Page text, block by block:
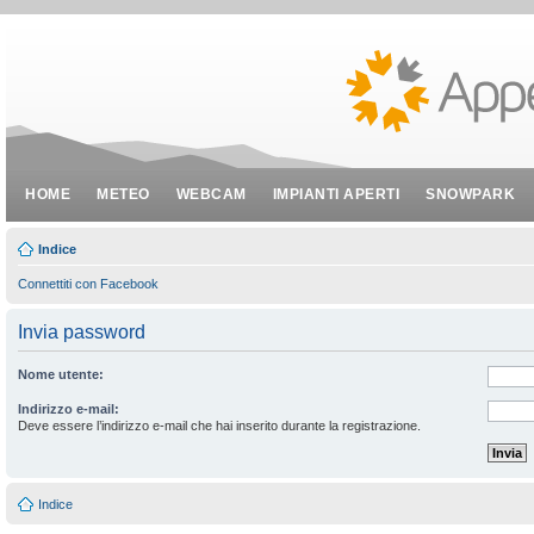
HOME METEO WEBCAM IMPIANTI APERTI SNOWPARK
Indice
Connettiti con Facebook
Invia password
Nome utente:
Indirizzo e-mail:
Deve essere l’indirizzo e-mail che hai inserito durante la registrazione.
Indice